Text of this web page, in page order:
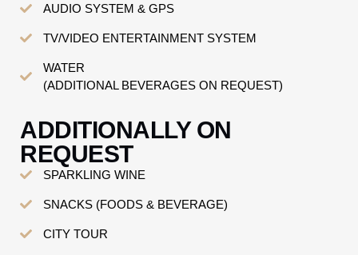
AUDIO SYSTEM & GPS
TV/VIDEO ENTERTAINMENT SYSTEM
WATER
(ADDITIONAL BEVERAGES ON REQUEST)
ADDITIONALLY ON
REQUEST
SPARKLING WINE
SNACKS (FOODS & BEVERAGE)
CITY TOUR